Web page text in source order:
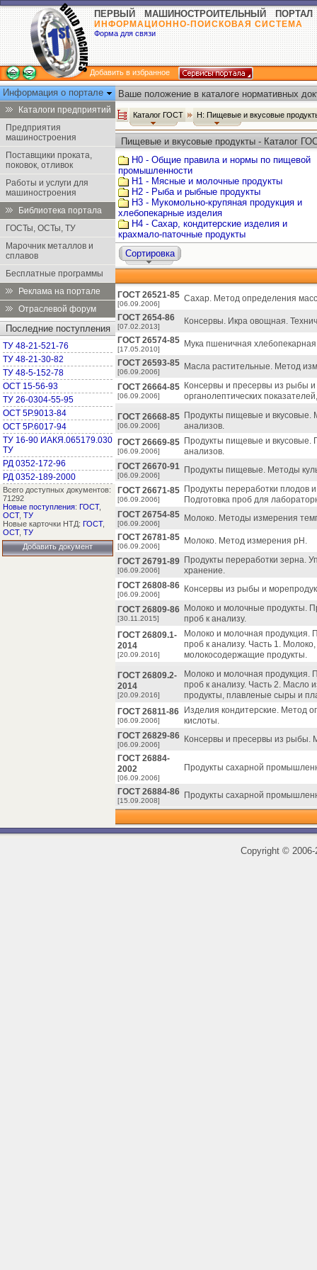
ПЕРВЫЙ МАШИНОСТРОИТЕЛЬНЫЙ ПОРТАЛ
ИНФОРМАЦИОННО-ПОИСКОВАЯ СИСТЕМА
Форма для связи
Добавить в избранное
Информация о портале
Каталоги предприятий
Предприятия
машиностроения
Поставщики проката,
поковок, отливок
Работы и услуги для
машиностроения
Библиотека портала
ГОСТы, ОСТы, ТУ
Марочник металлов и
сплавов
Бесплатные программы
Реклама на портале
Отраслевой форум
Последние поступления
ТУ 48-21-521-76
ТУ 48-21-30-82
ТУ 48-5-152-78
ОСТ 15-56-93
ТУ 26-0304-55-95
ОСТ 5Р.9013-84
ОСТ 5Р.6017-94
ТУ 16-90 ИАКЯ.065179.030
ТУ
РД 0352-172-96
РД 0352-189-2000
Всего доступных документов:
71292
Новые поступления: ГОСТ,
ОСТ, ТУ
Новые карточки НТД: ГОСТ,
ОСТ, ТУ
Добавить документ
Ваше положение в каталоге нормативных
Каталог ГОСТ Н: Пищевые и вкусовые
Пищевые и вкусовые продукты - Каталог
Н0 - Общие правила и нормы по пищевой
промышленности
Н1 - Мясные и молочные продукты
Н2 - Рыба и рыбные продукты
Н3 - Мукомольно-крупяная продукция и
хлебопекарные изделия
Н4 - Сахар, кондитерские изделия и
крахмало-паточные продукты
Сортировка
ГОСТ 26521-85
[06.09.2006]
Сахар. Метод определения
ГОСТ 2654-86
[07.02.2013]
Консервы. Икра овощная.
ГОСТ 26574-85
[17.05.2010]
Мука пшеничная
ГОСТ 26593-85
[06.09.2006]
Масла растительные. Метод
ГОСТ 26664-85
[06.09.2006]
Консервы и пресервы из рыбы
органолептических
ГОСТ 26668-85
[06.09.2006]
Продукты пищевые и вкусовые.
анализов.
ГОСТ 26669-85
[06.09.2006]
Продукты пищевые и вкусовые.
анализов.
ГОСТ 26670-91
[06.09.2006]
Продукты пищевые. Методы
ГОСТ 26671-85
[06.09.2006]
Продукты переработки плодов
Подготовка проб для
ГОСТ 26754-85
[06.09.2006]
Молоко. Методы измерения
ГОСТ 26781-85
[06.09.2006]
Молоко. Метод измерения рН.
ГОСТ 26791-89
[06.09.2006]
Продукты переработки зерна.
хранение.
ГОСТ 26808-86
[06.09.2006]
Консервы из рыбы и
ГОСТ 26809-86
[30.11.2015]
Молоко и молочные продукты.
проб к анализу.
ГОСТ 26809.1-
2014
[20.09.2016]
Молоко и молочная продукция.
проб к анализу. Часть 1.
молокосодержащие продукты.
ГОСТ 26809.2-
2014
[20.09.2016]
Молоко и молочная продукция.
проб к анализу. Часть 2. Масло
продукты, плавленые сыры и
ГОСТ 26811-86
[06.09.2006]
Изделия кондитерские. Метод
кислоты.
ГОСТ 26829-86
[06.09.2006]
Консервы и пресервы из рыбы.
ГОСТ 26884-
2002
[06.09.2006]
Продукты сахарной
ГОСТ 26884-86
[15.09.2008]
Продукты сахарной
Copyright ©